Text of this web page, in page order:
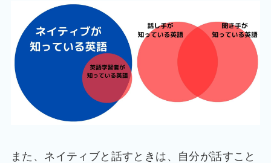
また、ネイティブと話すときは、自分が話すこと